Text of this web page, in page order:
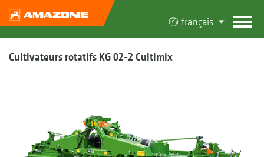
français
Cultivateurs rotatifs KG 02-2 Cultimix